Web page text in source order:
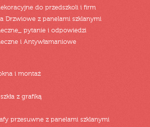
do przedszkoli i firm
Drzwiowe z panelami szklanymi
pytanie i odpowiedzi
i Antywłamaniowe
i montaż
z grafiką
przesuwne z panelami szklanymi